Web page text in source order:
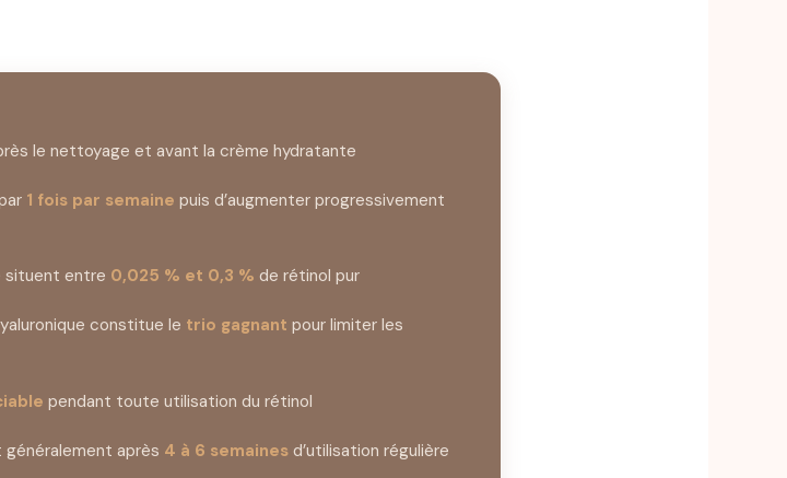
le nettoyage et avant la crème hydratante
1 fois par semaine puis d’augmenter progressivement
situent entre 0,025 % et 0,3 % de rétinol pur
constitue le trio gagnant pour limiter les
pendant toute utilisation du rétinol
après 4 à 6 semainesd’utilisation régulière